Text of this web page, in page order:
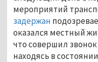
мероприятий
задержан
оказался местный
что совершил
находясь в